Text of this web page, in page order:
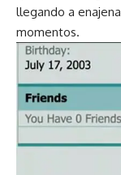
llegando a
momentos.